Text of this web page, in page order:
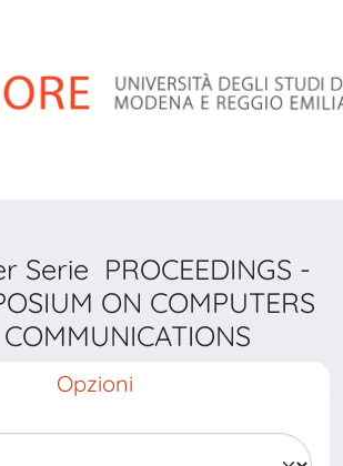
Serie PROCEEDINGS -
ON COMPUTERS
Opzioni